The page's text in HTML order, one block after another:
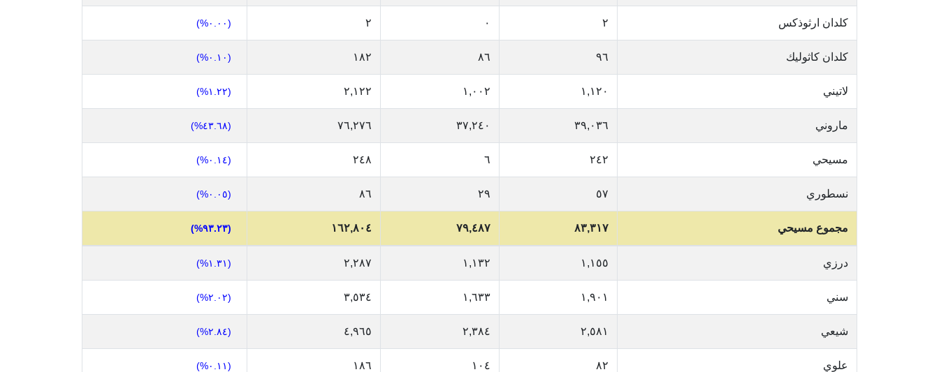
كلدان ارثوذكس ٢ ٠ ٢ (٠.٠٠%)
كلدان كاثوليك ٩٦ ٨٦ ١٨٢ (٠.١٠%)
لاتيني ١,١٢٠ ١,٠٠٢ ٢,١٢٢ (١.٢٢%)
ماروني ٣٩,٠٣٦ ٣٧,٢٤٠ ٧٦,٢٧٦ (٤٣.٦٨%)
مسيحي ٢٤٢ ٦ ٢٤٨ (٠.١٤%)
نسطوري ٥٧ ٢٩ ٨٦ (٠.٠٥%)
مجموع مسيحي ٨٣,٣١٧ ٧٩,٤٨٧ ١٦٢,٨٠٤ (٩٣.٢٣%)
درزي ١,١٥٥ ١,١٣٢ ٢,٢٨٧ (١.٣١%)
سني ١,٩٠١ ١,٦٣٣ ٣,٥٣٤ (٢.٠٢%)
شيعي ٢,٥٨١ ٢,٣٨٤ ٤,٩٦٥ (٢.٨٤%)
علوي ٨٢ ١٠٤ ١٨٦ (٠.١١%)